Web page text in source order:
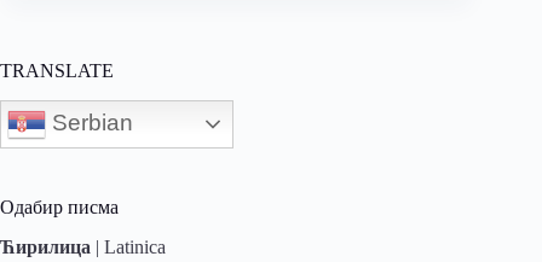
TRANSLATE
Serbian
Одабир писма
Ћирилица | Latinica